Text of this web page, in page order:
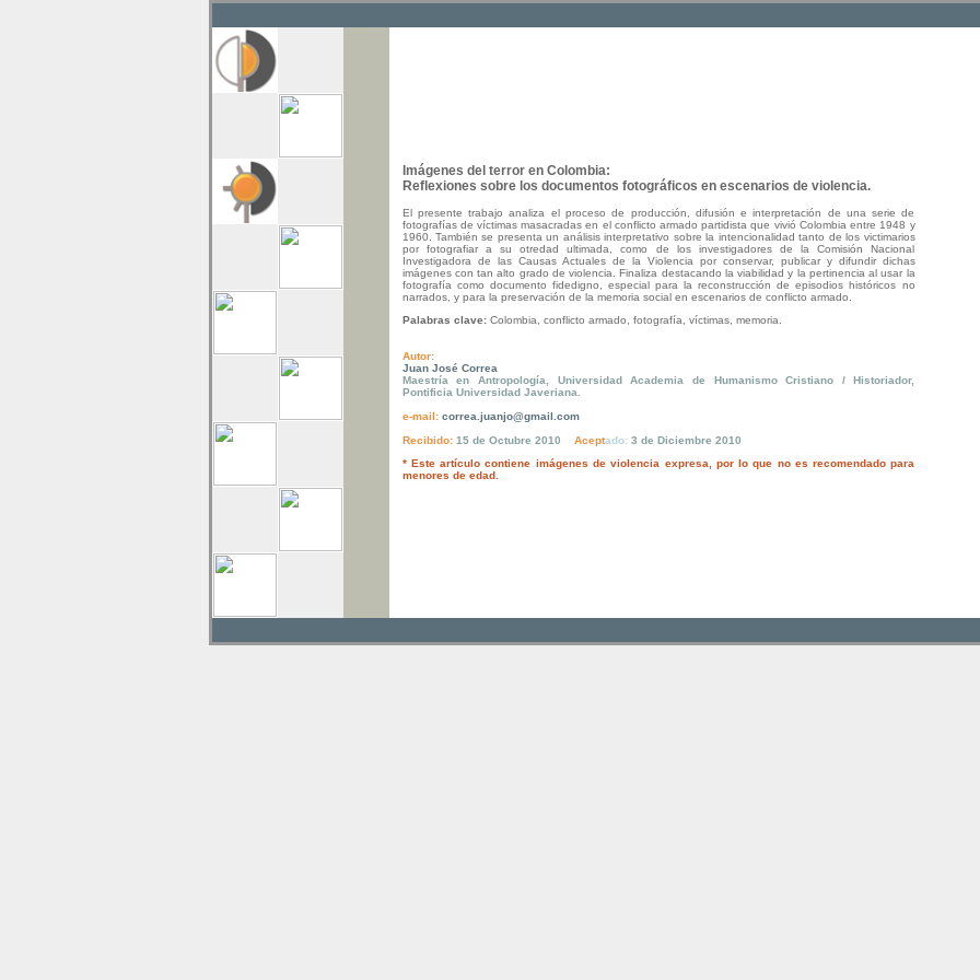
Imágenes del terror en Colombia:
Reflexiones sobre los documentos fotográficos en escenarios de violencia.
El presente trabajo analiza el proceso de producción, difusión e interpretación de una serie de
fotografías de víctimas masacradas en el conflicto armado partidista que vivió Colombia entre 1948 y
1960. También se presenta un análisis interpretativo sobre la intencionalidad tanto de los victimarios
por fotografiar a su otredad ultimada, como de los investigadores de la Comisión Nacional
Investigadora de las Causas Actuales de la Violencia por conservar, publicar y difundir dichas
imágenes con tan alto grado de violencia. Finaliza destacando la viabilidad y la pertinencia al usar la
fotografía como documento fidedigno, especial para la reconstrucción de episodios históricos no
narrados, y para la preservación de la memoria social en escenarios de conflicto armado.
Palabras clave: Colombia, conflicto armado, fotografía, víctimas, memoria.
Autor:
Juan José Correa
Maestría en Antropología, Universidad Academia de Humanismo Cristiano / Historiador,
Pontificia Universidad Javeriana.
e-mail: correa.juanjo@gmail.com
Recibido: 15 de Octubre 2010 Aceptado: 3 de Diciembre 2010
* Este artículo contiene imágenes de violencia expresa, por lo que no es recomendado para
menores de edad.